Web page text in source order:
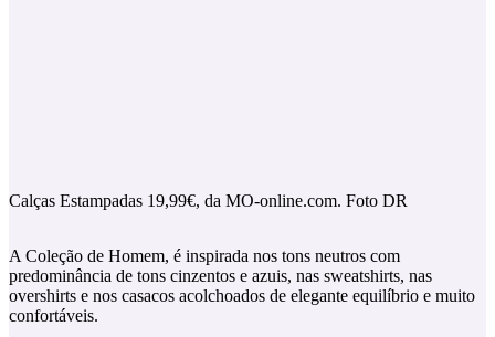
Calças Estampadas 19,99€, da MO-online.com. Foto DR
A Coleção de Homem, é inspirada nos tons neutros com
predominância de tons cinzentos e azuis, nas sweatshirts, nas
overshirts e nos casacos acolchoados de elegante equilíbrio e muito
confortáveis.